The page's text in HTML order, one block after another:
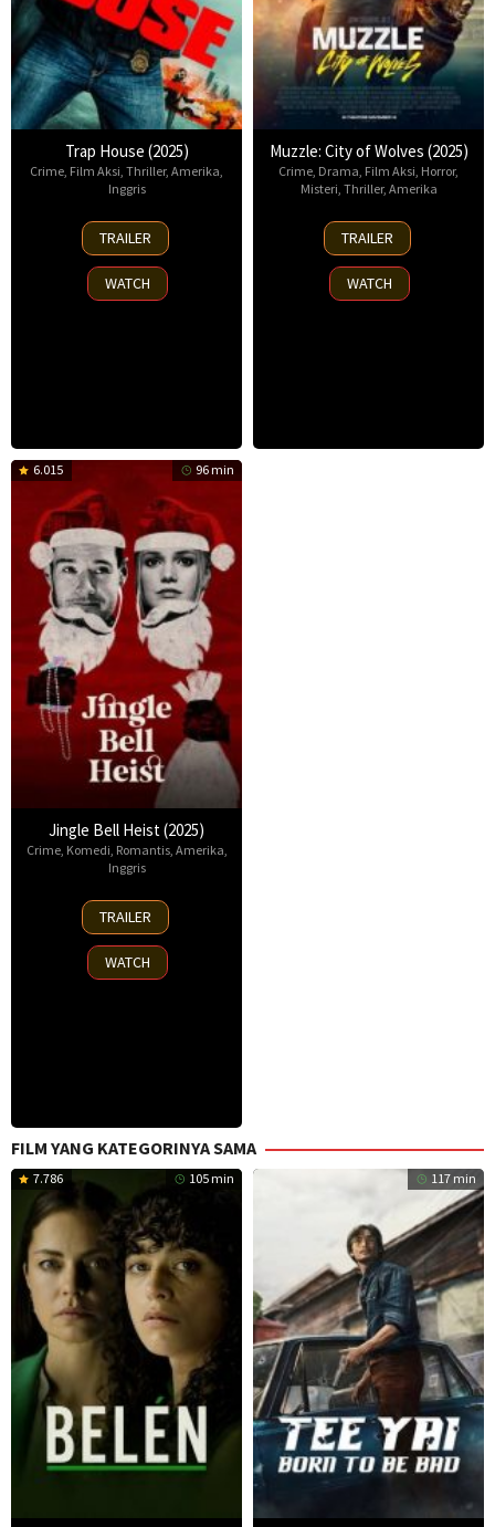
Trap House (2025)
Crime Film Aksi Thriller, Amerika
Inggris
14
Nov
2025
TRAILER
WATCH
Muzzle: City of Wolves (2025)
Crime Drama Film Aksi Horror,
Misteri Thriller, Amerika
13
Nov
2025
TRAILER
WATCH
6.015 96 min
Jingle Bell Heist (2025)
Crime, Komedi, Romantis, Amerika,
Inggris
25
Nov
2025
TRAILER
WATCH
FILM YANG KATEGORINYA SAMA
7.786 105 min 117 min